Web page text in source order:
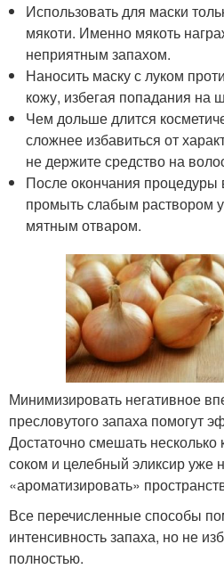
Использовать для маски
мякоти. Именно мякоть
неприятным запахом.
Наносить маску с луком
кожу, избегая попадания на
Чем дольше длится
сложнее избавиться от
не держите средство на
После окончания
промыть слабым раствором
мятным отваром.
Минимизировать негативное
пресловутого запаха помогут
Достаточно смешать
соком и целебный эликсир уже
«ароматизировать»
Все перечисленные способы
интенсивность запаха, но не
полностью.